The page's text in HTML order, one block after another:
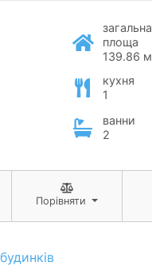
загальна
площа
139.86 м
кухня
1
ванни
2
Порівняти